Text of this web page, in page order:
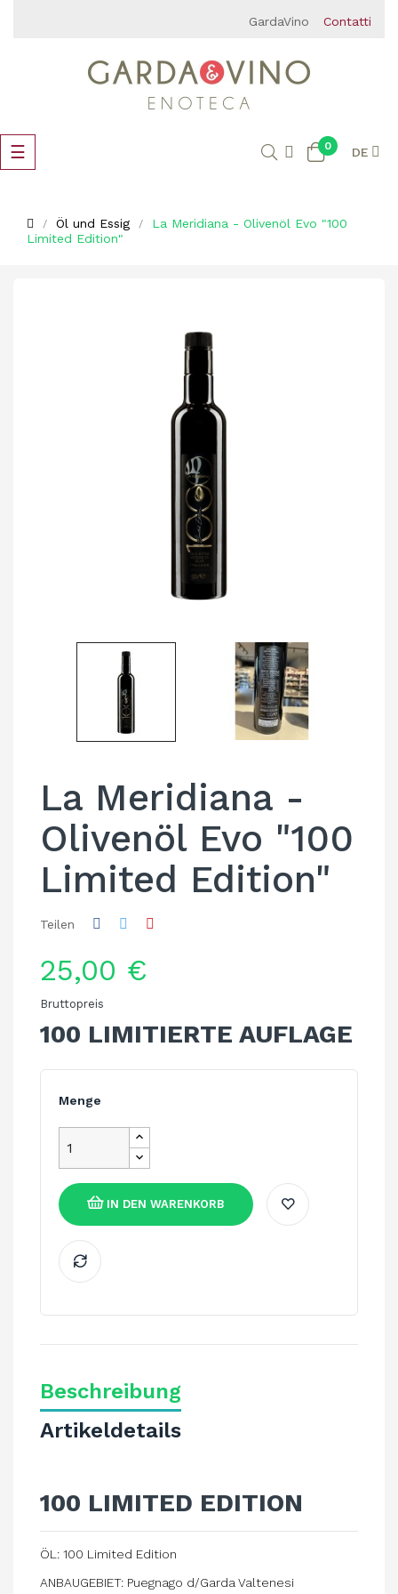
GardaVino Contatti
Umschalten
der
☰ 0 DE
Öl und Essig
La Meridiana - Olivenöl Evo "100
Limited Edition"
La Meridiana -
Olivenöl Evo "100
Limited Edition"
Teilen
25,00 €
Bruttopreis
100 LIMITIERTE AUFLAGE
Menge
IN DEN WARENKORB
Beschreibung
Artikeldetails
100 LIMITED EDITION
ÖL: 100 Limited Edition
ANBAUGEBIET: Puegnago d/Garda Valtenesi